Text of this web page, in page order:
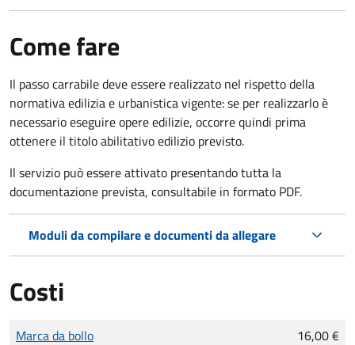
Come fare
Il passo carrabile deve essere realizzato nel rispetto della
normativa edilizia e urbanistica vigente: se per realizzarlo è
necessario eseguire opere edilizie, occorre quindi prima
ottenere il titolo abilitativo edilizio previsto.
Il servizio può essere attivato presentando tutta la
documentazione prevista, consultabile in formato PDF.
Moduli da compilare e documenti da allegare
Costi
Tipo di pagamento
Importo
Marca da bollo 16,00 €